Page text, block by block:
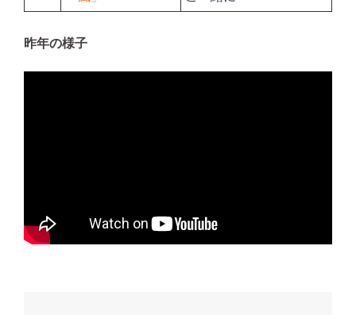
昨年の様子